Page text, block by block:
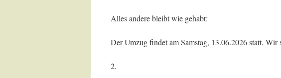
Alles andere bleibt wie gehabt:
Der Umzug findet am Samstag, 13.06.2026 statt.
2.